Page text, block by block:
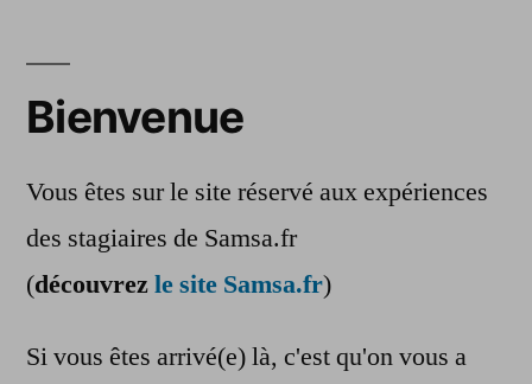
Bienvenue
Vous êtes sur le site réservé aux expériences
des stagiaires de Samsa.fr
(découvrezle site Samsa.fr)
Si vous êtes arrivé(e) là, c'est qu'on vous a